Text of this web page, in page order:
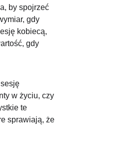
by spojrzeć
gdy
kobiecą,
gdy
w życiu, czy
te
sprawiają, że